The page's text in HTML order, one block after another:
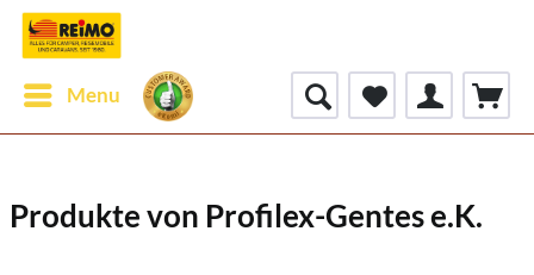
Menu
Produkte von Profilex-Gentes e.K.